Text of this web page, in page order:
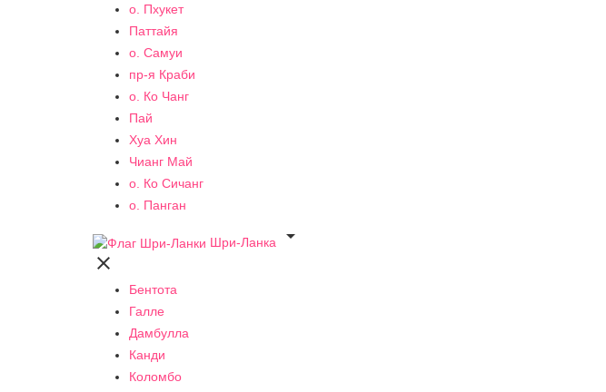
о. Пхукет
Паттайя
о. Самуи
пр-я Краби
о. Ко Чанг
Пай
Хуа Хин
Чианг Май
о. Ко Сичанг
о. Панган
Шри-Ланка


Бентота
Галле
Дамбулла
Канди
Коломбо